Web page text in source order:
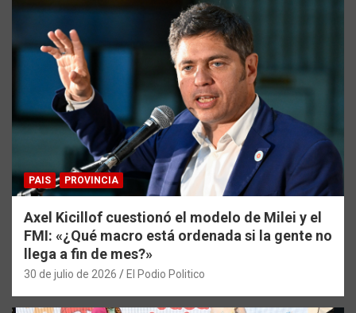
PAIS PROVINCIA
Axel Kicillof cuestionó el modelo de Milei y el
FMI: «¿Qué macro está ordenada si la gente no
llega a fin de mes?»
30 de julio de 2026 El Podio Politico